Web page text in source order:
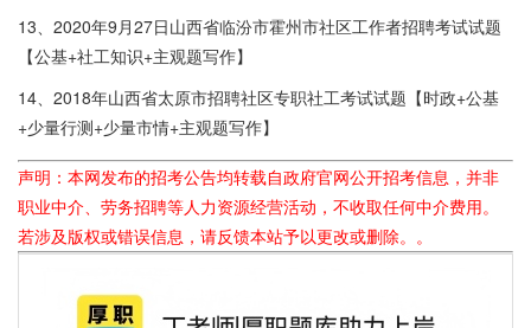
13、2020年9月27日山西省临汾市霍州市社区工作者招聘考试试题
【公基+社工知识+主观题写作】
14、2018年山西省太原市招聘社区专职社工考试试题【时政+公基
+少量行测+少量市情+主观题写作】
声明：本网发布的招考公告均转载自政府官网公开招考信息，并非
职业中介、劳务招聘等人力资源经营活动，不收取任何中介费用。
若涉及版权或错误信息，请反馈本站予以更改或删除。。